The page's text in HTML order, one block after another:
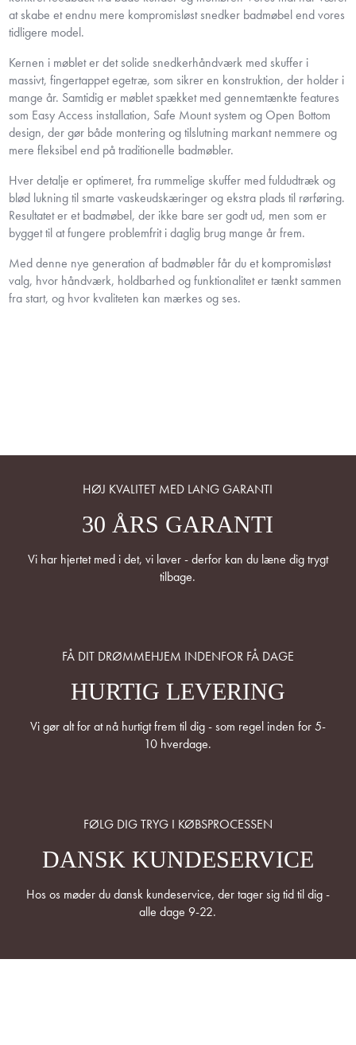
at skabe et endnu mere kompromisløst snedker badmøbel end vores
tidligere model.
Kernen i møblet er det solide snedkerhåndværk med skuffer i
massivt, fingertappet egetræ, som sikrer en konstruktion, der holder i
mange år. Samtidig er møblet spækket med gennemtænkte features
som Easy Access installation, Safe Mount system og Open Bottom
design, der gør både montering og tilslutning markant nemmere og
mere fleksibel end på traditionelle badmøbler.
Hver detalje er optimeret, fra rummelige skuffer med fuldudtræk og
blød lukning til smarte vaskeudskæringer og ekstra plads til rørføring.
Resultatet er et badmøbel, der ikke bare ser godt ud, men som er
bygget til at fungere problemfrit i daglig brug mange år frem.
Med denne nye generation af badmøbler får du et kompromisløst
valg, hvor håndværk, holdbarhed og funktionalitet er tænkt sammen
fra start, og hvor kvaliteten kan mærkes og ses.
HØJ KVALITET MED LANG GARANTI
30 ÅRS GARANTI
Vi har hjertet med i det, vi laver - derfor kan du læne dig trygt
tilbage.
FÅ DIT DRØMMEHJEM INDENFOR FÅ DAGE
HURTIG LEVERING
Vi gør alt for at nå hurtigt frem til dig - som regel inden for 5-
10 hverdage.
FØLG DIG TRYG I KØBSPROCESSEN
DANSK KUNDESERVICE
Hos os møder du dansk kundeservice, der tager sig tid til dig -
alle dage 9-22.